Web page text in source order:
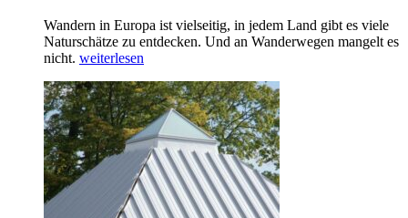
Wandern in Europa ist vielseitig, in jedem Land gibt es viele
Naturschätze zu entdecken. Und an Wanderwegen mangelt es
nicht. weiterlesen